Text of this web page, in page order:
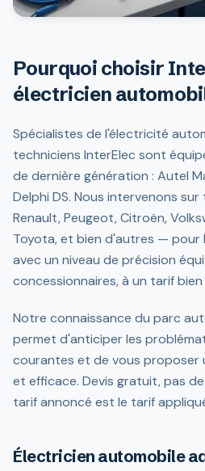
Pourquoi choisir
électricien
Spécialistes de l'électricité
techniciens InterElec sont
de dernière génération : Autel
Delphi DS. Nous intervenons
Renault, Peugeot, Citroën,
Toyota, et bien d'autres — pour
avec un niveau de précision
concessionnaires, à un tarif
Notre connaissance du parc
permet d'anticiper les
courantes et de vous proposer
et efficace. Devis gratuit, pas
tarif annoncé est le tarif
Électricien automobile